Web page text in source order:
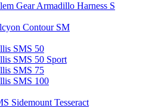
Gear Armadillo Harness S
Contour SM
SMS 50
SMS 50 Sport
SMS 75
SMS 100
Sidemount Tesseract